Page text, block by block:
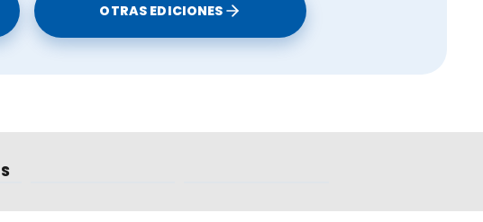
OTRAS EDICIONES